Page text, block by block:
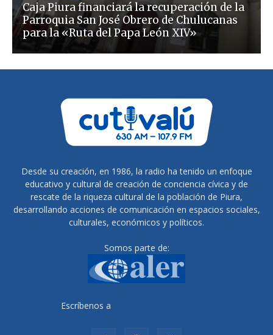
Caja Piura financiará la recuperación de la
Parroquia San José Obrero de Chulucanas
para la «Ruta del Papa León XIV»
Desde su creación, en 1986, la radio ha tenido un enfoque
educativo y cultural de creación de conciencia cívica y de
rescate de la riqueza cultural de la población de Piura,
desarrollando acciones de comunicación en espacios sociales,
culturales, económicos y políticos.
Somos parte de:
Escríbenos a